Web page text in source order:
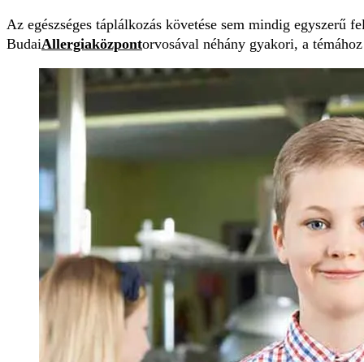
Az egészséges táplálkozás követése sem mindig egyszerű
BudaiAllergiaközpontorvosával néhány gyakori, a